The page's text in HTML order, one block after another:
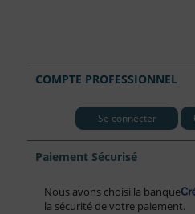
COMPTE PROFESSIONNEL
Se connecter
Paiement Sécurisé
Nous avons choisi la banque
la sécurité de votre paiement.